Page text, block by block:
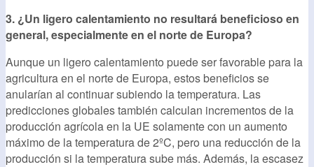
3. ¿Un ligero calentamiento no resultará beneficioso en
general, especialmente en el norte de Europa?
Aunque un ligero calentamiento puede ser favorable para la
agricultura en el norte de Europa, estos beneficios se
anularían al continuar subiendo la temperatura. Las
predicciones globales también calculan incrementos de la
producción agrícola en la UE solamente con un aumento
máximo de la temperatura de 2ºC, pero una reducción de la
producción si la temperatura sube más. Además, la escasez